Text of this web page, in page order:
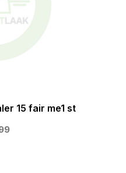
15 fair me1 st